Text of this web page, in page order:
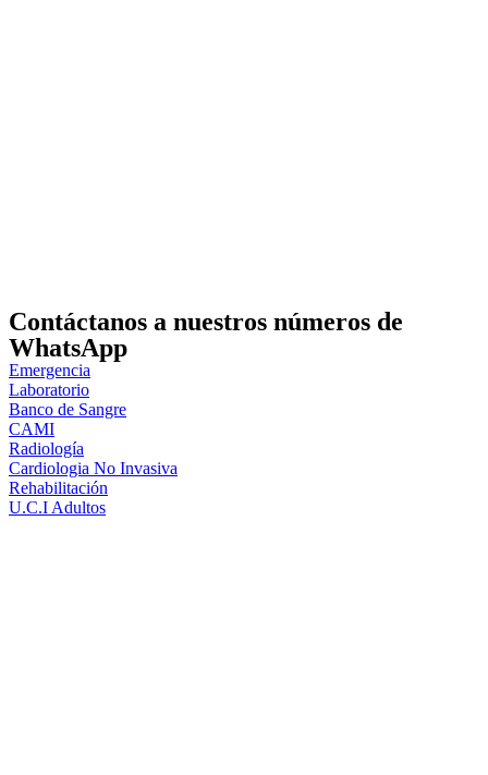
Contáctanos a nuestros números de
WhatsApp
Emergencia
Laboratorio
Banco de Sangre
CAMI
Radiología
Cardiologia No Invasiva
Rehabilitación
U.C.I Adultos